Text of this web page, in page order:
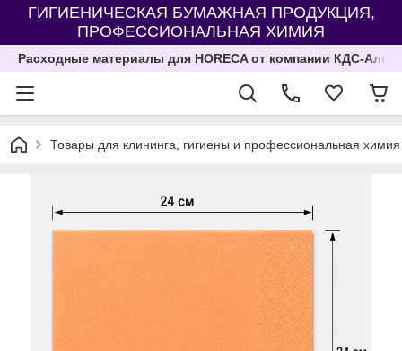
ГИГИЕНИЧЕСКАЯ БУМАЖНАЯ ПРОДУКЦИЯ,
ПРОФЕССИОНАЛЬНАЯ ХИМИЯ
Расходные материалы для HORECA от компании КДС-
Товары для клининга, гигиены и профессиональная химия